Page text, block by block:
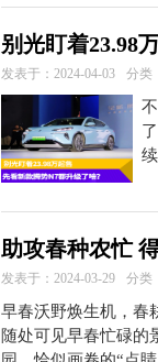
别光盯着23.98
发表于：2024-04-03 分类
助攻春种农忙
发表于：2024-03-29 分类
早春沃野焕生机，春
随处可见早春忙碌的